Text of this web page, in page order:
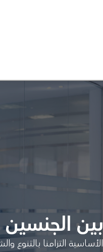
الجنسين
التزامنا بالتنوع